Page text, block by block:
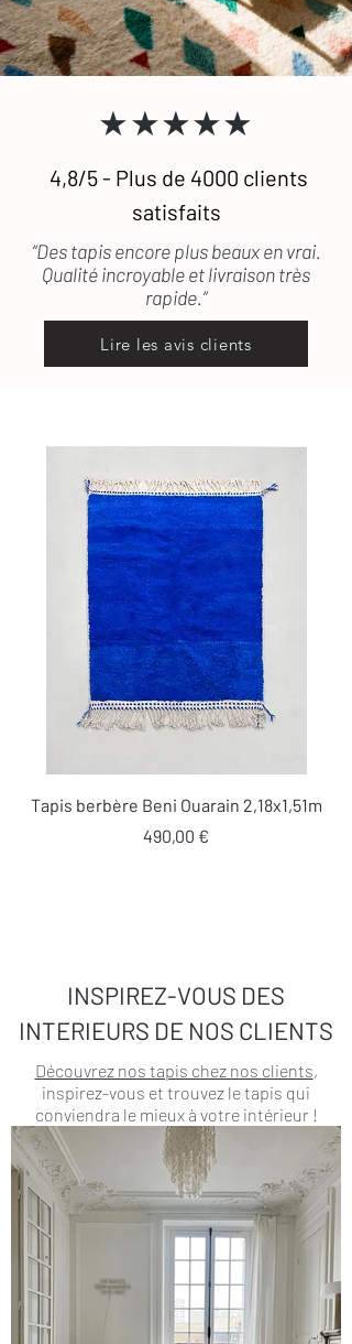
★★★★★
4,8/5 - Plus de 4000 clients
satisfaits
“Des tapis encore plus beaux en vrai.
Qualité incroyable et livraison très
rapide.”
Lire les avis clients
Tapis berbère Beni Ouarain 2,18x1,51m
Prix
490,00 €
INSPIREZ-VOUS DES
INTERIEURS DE NOS CLIENTS
Découvrez nos tapis chez nos clients,
inspirez-vous et trouvez le tapis qui
conviendra le mieux à votre intérieur !